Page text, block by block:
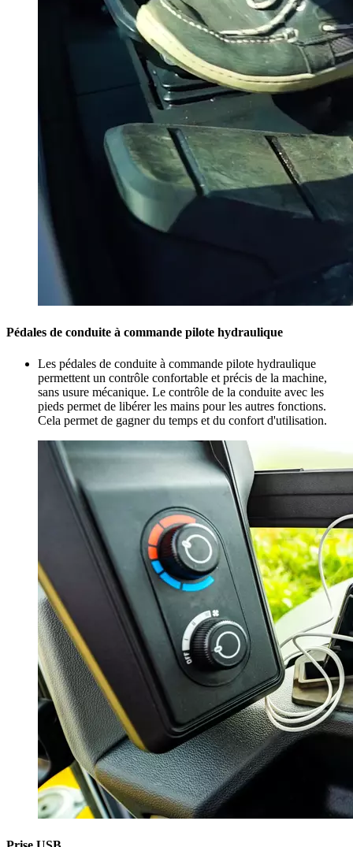
Pédales de conduite à commande pilote hydraulique
Les pédales de conduite à commande pilote hydraulique
permettent un contrôle confortable et précis de la machine,
sans usure mécanique. Le contrôle de la conduite avec les
pieds permet de libérer les mains pour les autres fonctions.
Cela permet de gagner du temps et du confort d'utilisation.